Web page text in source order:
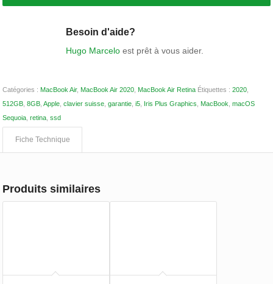
Besoin d'aide?
Hugo Marcelo est prêt à vous aider.
Catégories : MacBook Air, MacBook Air 2020 MacBook Air Retina Étiquettes :2020
512GB ,8GB ,Apple ,clavier suisse ,garantie ,i5 Iris Plus Graphics MacBook ,macOS
Sequoia ,retina ,ssd
Fiche Technique
Produits similaires